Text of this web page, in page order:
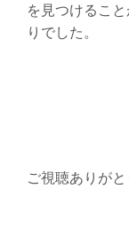
を見つけるこ
りでした。
ご視聴ありが